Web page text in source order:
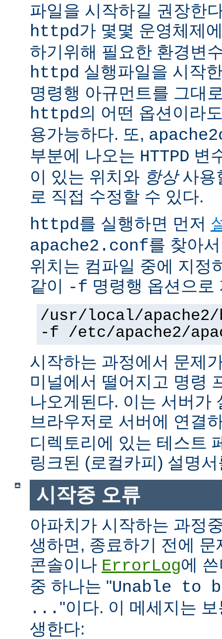
파일을 시작하길 권장한
httpd가 몇몇 운영체제
하기위해 필요한 환경변
httpd 실행파일을 시작
명령행 아규먼트를 그대
httpd의 어떤 옵션이라
용가능하다. 또,
부분에 나오는 HTTPD 변
이 있는 위치와 항상사용
로 직접 수정할 수 있다.
httpd를 실행하면 먼저
apache2.conf를 찾아
위치는 컴파일 중에 지정
같이 -f 명령행 옵션으로
/usr/local/
-f /etc/apache2/
시작하는 과정에서 문제
미널에서 떨어지고 명령
나오게된다. 이는 서버가
브라우저로 서버에 연결
디렉토리에 있는 테스트
링크된 (로컬카피) 설명
시작중 오류
아파치가 시작하는 과정
생하면, 종료하기 전에
콘솔이나 ErrorLog에
중 하나는 "Unable to
... "이다. 이 메세지는
생한다: